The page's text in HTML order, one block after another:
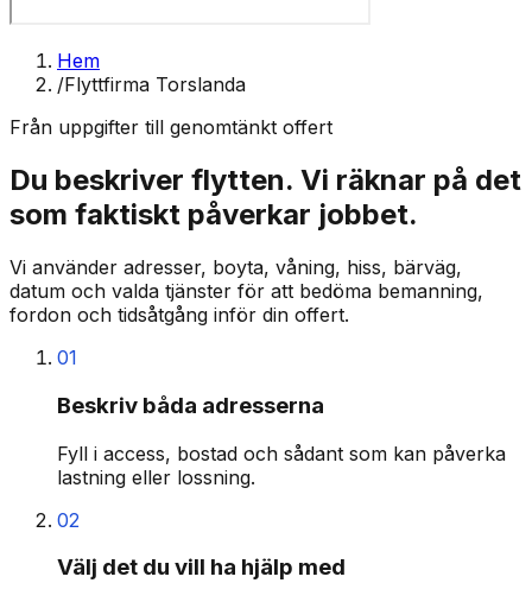
Hem
/Flyttfirma Torslanda
Från uppgifter till genomtänkt offert
Du beskriver flytten. Vi räknar på det
som faktiskt påverkar jobbet.
Vi använder adresser, boyta, våning, hiss, bärväg,
datum och valda tjänster för att bedöma bemanning,
fordon och tidsåtgång inför din offert.
01
Beskriv båda adresserna
Fyll i access, bostad och sådant som kan påverka
lastning eller lossning.
02
Välj det du vill ha hjälp med